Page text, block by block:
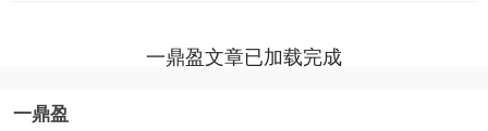
一鼎盈文章已加载完成
一鼎盈